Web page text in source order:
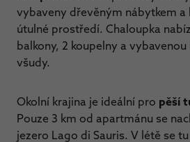
vybaveny dřevěným nábytkem
útulné prostředí. Chaloupka
balkony, 2 koupelny a
všudy.
Okolní krajina je ideální pro pěší
Pouze 3 km od apartmánu se
jezero Lago di Sauris. V létě se